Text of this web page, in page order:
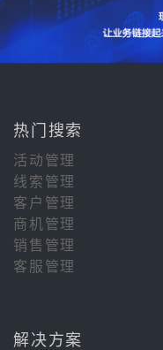
热门搜索
活动管理
线索管理
客户管理
商机管理
销售管理
客服管理
解决方案